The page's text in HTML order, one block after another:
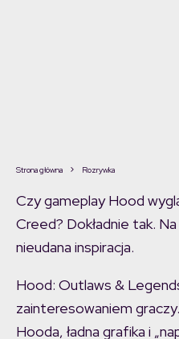
Strona główna Rozrywka
Czy gameplay Hood
Creed? Dokładnie tak.
nieudana inspiracja.
Hood: Outlaws &
zainteresowaniem
Hooda, ładna grafika i